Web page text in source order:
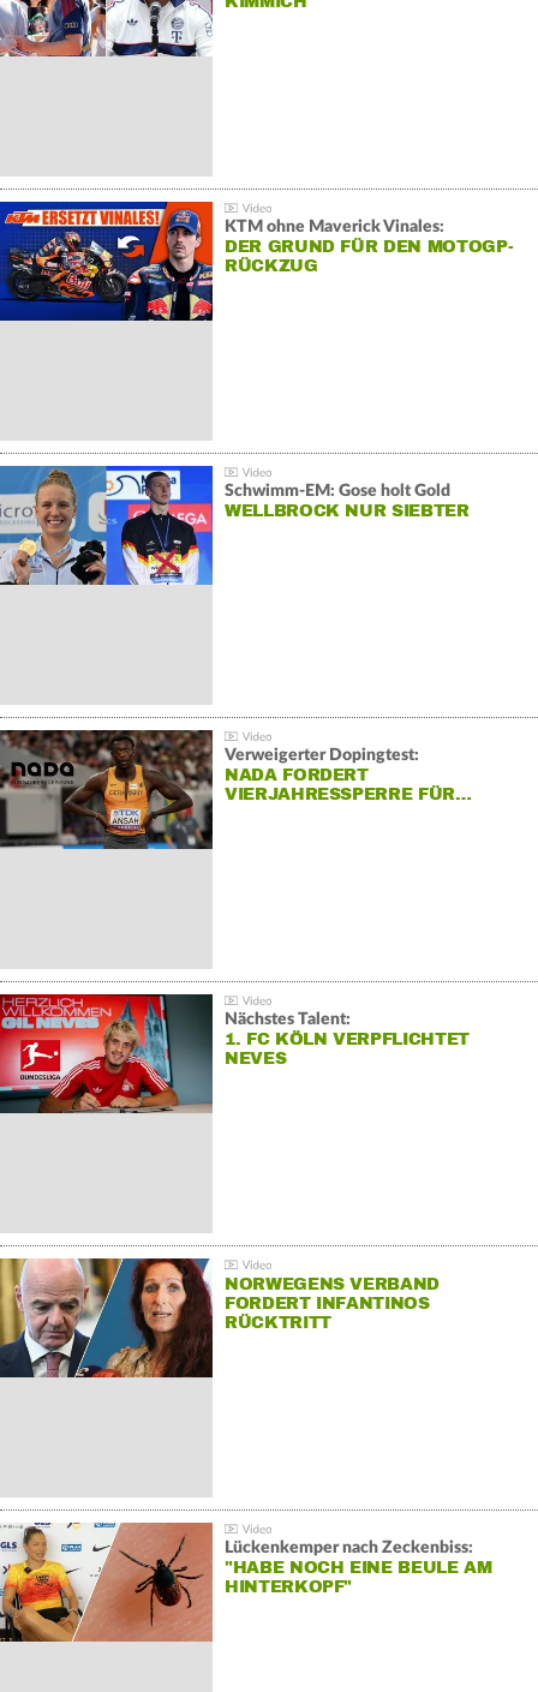
KTM ohne Maverick Vinales:
DER GRUND FÜR DEN MOTOGP-
RÜCKZUG
Schwimm-EM: Gose holt Gold
WELLBROCK NUR SIEBTER
Verweigerter Dopingtest:
NADA FORDERT
VIERJAHRESSPERRE FÜR…
Nächstes Talent:
1. FC KÖLN VERPFLICHTET
NEVES
NORWEGENS VERBAND
FORDERT INFANTINOS
RÜCKTRITT
Lückenkemper nach Zeckenbiss:
"HABE NOCH EINE BEULE AM
HINTERKOPF"